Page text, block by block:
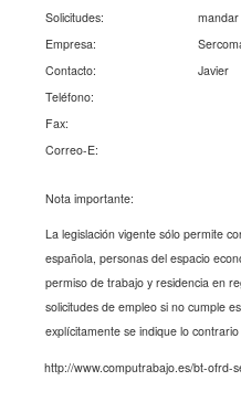
Solicitudes:
Empresa:
Contacto:
Javier
Teléfono:
Fax:
Correo-E:
Nota importante:
La legislación vigente sólo permite
española, personas del espacio
permiso de trabajo y residencia en
solicitudes de empleo si no cumple
explícitamente se indique lo
http://www.computrabajo.es/bt-ofrd-